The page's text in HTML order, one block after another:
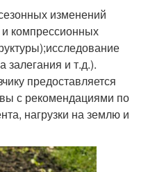
изменений
компрессионных
залегания и т.д.).
предоставляется
с рекомендациями по
нагрузки на землю и